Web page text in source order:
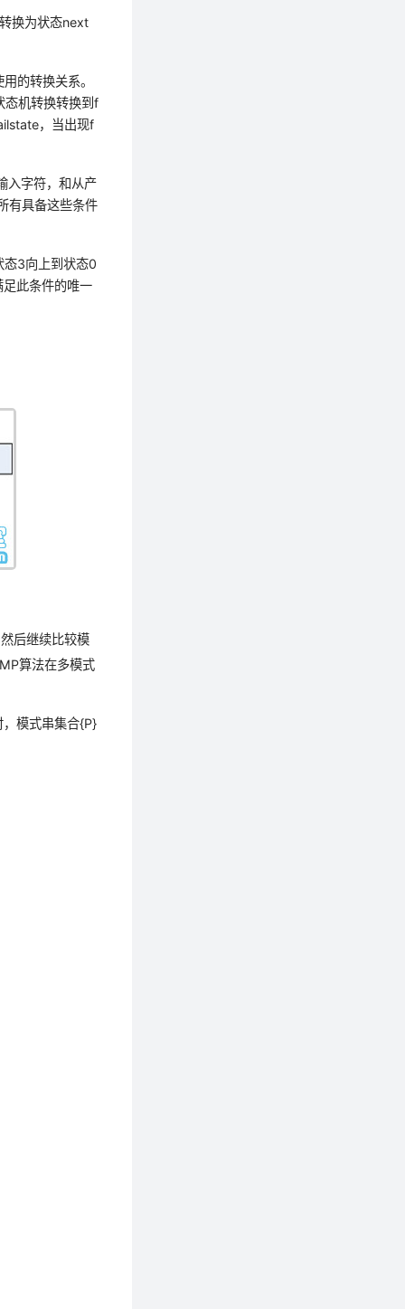
换为状态next
的转换关系。
态机转换转换到f
，当出现f
入字符，和从产
有具备这些条件
态3向上到状态0
此条件的唯一
后继续比较模
算法在多模式
模式串集合{P}